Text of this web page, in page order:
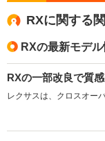
RXに関する
RXの最新モデル
RXの一部改良で質